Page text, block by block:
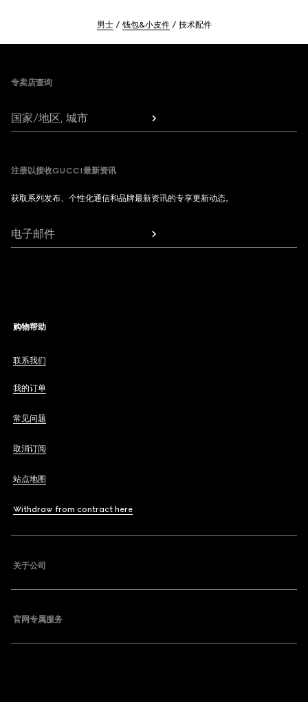
男士 钱包&小皮件 技术配件
专卖店查询
国家/地区, 城市
注册以接收GUCCI最新资讯
获取系列发布、个性化通信和品牌最新资讯的专享更新动态。
电子邮件
购物帮助
联系我们
我的订单
常见问题
取消订阅
站点地图
Withdraw from contract here
关于公司
官网专属服务